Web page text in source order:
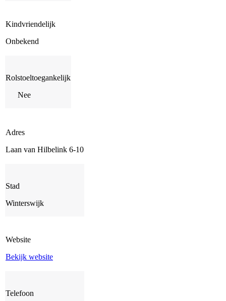
Kindvriendelijk
Onbekend
Rolstoeltoegankelijk
Nee
Adres
Laan van Hilbelink 6-10
Stad
Winterswijk
Website
Bekijk website
Telefoon